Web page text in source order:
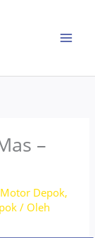
–
Depok,
/ Oleh